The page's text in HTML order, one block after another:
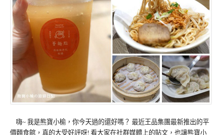
嗨~ 我是熊寶小榆，你今天過的還好嗎？ 最近王品集團最新推出的平
價麵食館，真的大受好評呀! 看大家在社群媒體上的貼文，也讓熊寶小